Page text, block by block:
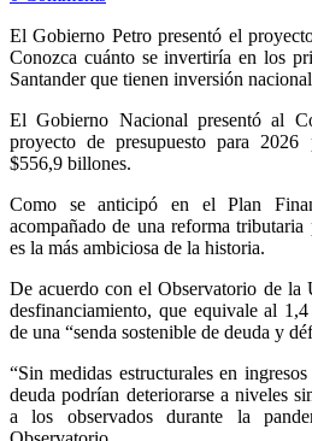
El Gobierno Petro presentó el
Conozca cuánto se invertiría en los
Santander que tienen inversión
El Gobierno Nacional presentó al
proyecto de presupuesto para
$556,9 billones.
Como se anticipó en el Plan
acompañado de una reforma
es la más ambiciosa de la historia.
De acuerdo con el Observatorio de la
desfinanciamiento, que equivale al
de una “senda sostenible de deuda y
“Sin medidas estructurales en
deuda podrían deteriorarse a niveles
a los observados durante la